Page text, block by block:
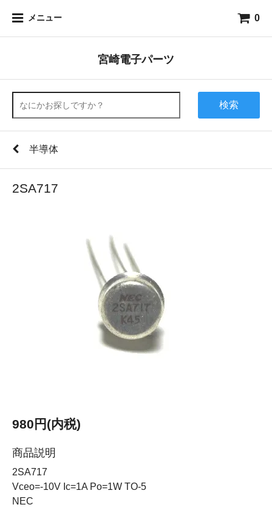
メニュー 0
宮崎電子パーツ
検索
半導体
2SA717
980円(内税)
商品説明
2SA717
Vceo=-10V Ic=1A Po=1W TO-5
NEC